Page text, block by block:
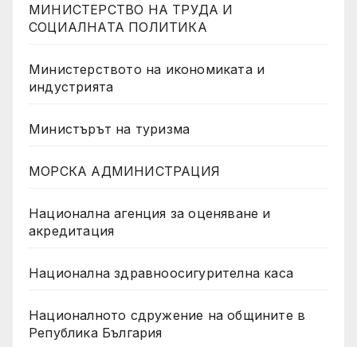
МИНИСТЕРСТВО НА ТРУДА И
СОЦИАЛНАТА ПОЛИТИКА
Министерството на икономиката и
индустрията
Министърът на туризма
МОРСКА АДМИНИСТРАЦИЯ
Национална агенция за оценяване и
акредитация
Национална здравноосигурителна каса
Националното сдружение на общините в
Република България